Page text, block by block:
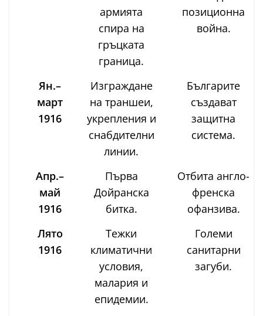
армията
спира на
гръцката
граница.
позиционна
война.
Ян.–
март
1916
Изграждане
на траншеи,
укрепления и
снабдителни
линии.
Българите
създават
защитна
система.
Апр.–
май
1916
Първа
Дойранска
битка.
Отбита англо-
френска
офанзива.
Лято
1916
Тежки
климатични
условия,
малария и
епидемии.
Големи
санитарни
загуби.